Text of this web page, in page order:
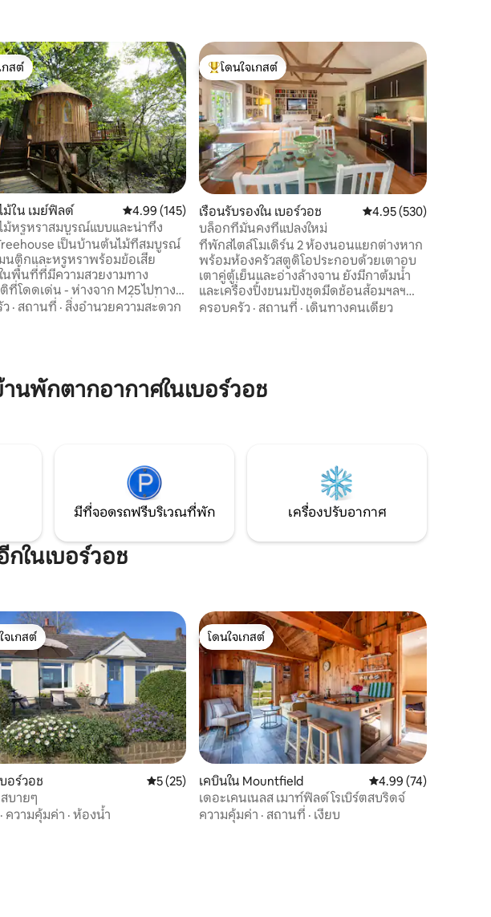
535 รีวิว
กสต์
กสต์
ใน เมย์ฟิลด์ คะแนนเฉลี่ย 4.99 จาก 5, 145 รีวิว
4.99 (145)
ม้หรูหราสมบูรณ์แบบและน่าทึ่ง
เป็นบ้านต้นไม้ที่สมบูรณ์
นติกและหรูหราพร้อมข้อเสีย
นพื้นที่ที่มีความสวยงามทาง
ที่โดดเด่น - ห่างจาก M25 ไปทาง
45 นาที ปิดด้วยไม้ซีดาร์ที่มีกลิ่น
ไดและประตู ไม่เหมาะสำหรับ
คน สถานที่ที่ยอดเยี่ยมสำหรับการ
· สถานที่ · สิ่งอำนวยความสะดวก
โดนใจเกสต์ที่สุด
โดนใจเกสต์
เรือนรับรองใน เบอร์วอช คะแนนเฉลี่ย 4.95 จาก
4.95 (530)
บล็อกที่มั่นคงที่แปลงใหม่
ที่พักสไตล์โมเดิร์น 2 ห้องนอนแยกต่างหาก
พร้อมห้องครัวสตูดิโอประกอบด้วยเตาอบ
เตาคู่ตู้เย็นและอ่างล้างจาน ยังมีกาต้มน้ำ
และเครื่องปิ้งขนมปังชุดมีดช้อนส้อมฯลฯ
Youngs garden stable block is on the
Bodiam castle, Scotney castle, and many
more. หมู่บ้านนี้ใช้เวลาเดินประมาณ 10
ครอบครัว · สถานที่ · เดินทางคนเดียว
พักตากอากาศในเบอร์วอช
มีที่จอดรถฟรีบริเวณที่พัก เครื่องปรับอากาศ
ในเบอร์วอช
กสต์ที่สุด
จเกสต์
อร์วอช คะแนนเฉลี่ย 5 จาก 5, 25 รีวิว
5 (25)
บายๆ
· ความคุ้มค่า · ห้องน้ำ
โดนใจเกสต์
โดนใจเกสต์
เคบินใน Mountfield คะแนนเฉลี่ย 4.99 จาก
4.99 (74)
เดอะเคนเนลส เมาท์ฟิลด์ โรเบิร์ตสบริดจ์
ความคุ้มค่า · สถานที่ · เงียบ